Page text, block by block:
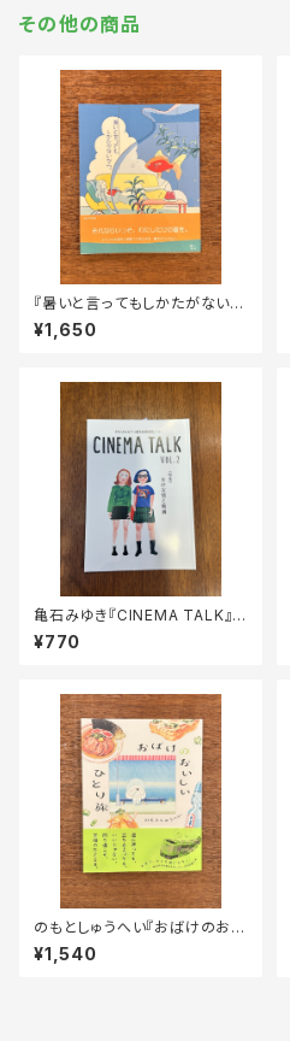
その他の商品
『暑いと言ってもしかたがないか
ら、』
¥1,650
亀石みゆき『CINEMA TALK』v
ol.2
¥770
のもとしゅうへい『おばけのおい
しいひとり旅』
¥1,540